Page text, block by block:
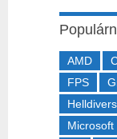
AMD
FPS
Microsoft